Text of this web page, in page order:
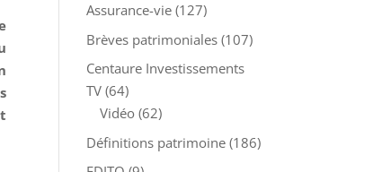
Assurance-vie (127)
Brèves patrimoniales (107)
Centaure Investissements
TV (64)
Vidéo (62)
Définitions patrimoine (186)